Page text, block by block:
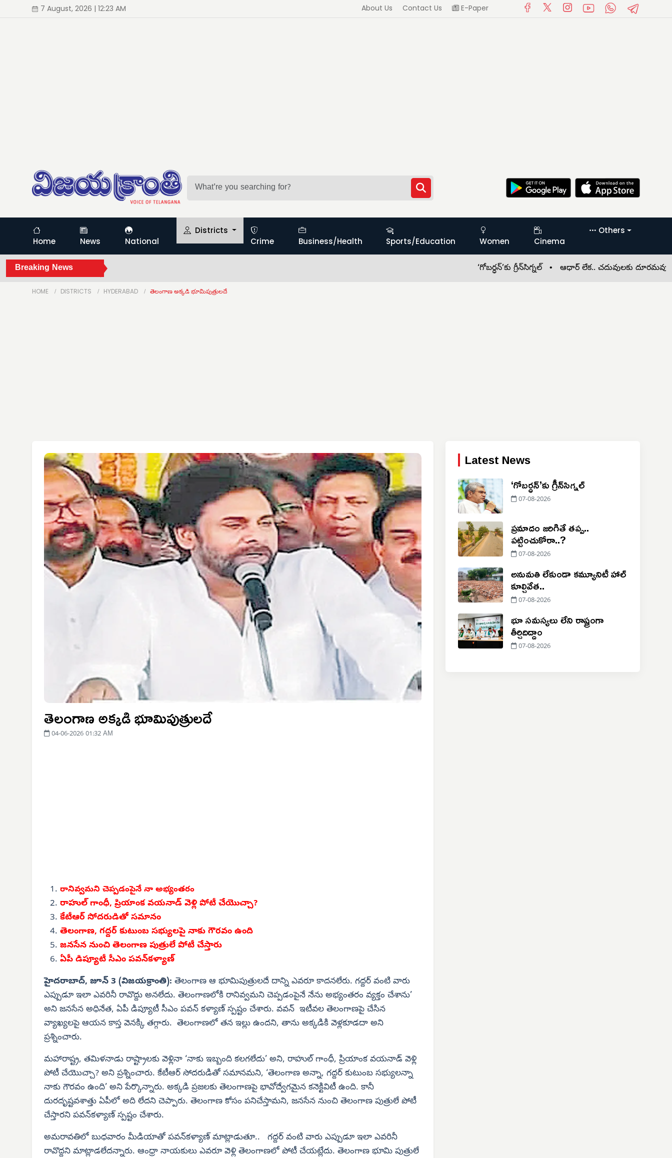
7 August, 2026 | 12:23 AM About Us Contact Us E-Paper
Home News National
Districts
Crime
Business/Health Sports/Education Women Cinema
Others
Breaking News ‘గోబర్ధన్’కు గ్రీన్‌సిగ్నల్ •ఆధార్ లేక.. చదువులకు దూరమవుతున్న ‘గిరి’
HOME DISTRICTS HYDERABAD తెలంగాణ అక్కడి భూమిపుత్రులదే
తెలంగాణ అక్కడి భూమిపుత్రులదే
04-06-2026 01:32 AM
రానివ్వమని చెప్పడంపైనే నా అభ్యంతరం
రాహుల్ గాంధీ, ప్రియాంక వయనాడ్ వెళ్లి పోటీ చేయొచ్చా?
కేటీఆర్ సోదరుడితో సమానం
తెలంగాణ, గద్దర్ కుటుంబ సభ్యులపై నాకు గౌరవం ఉంది
జనసేన నుంచి తెలంగాణ పుత్రులే పోటీ చేస్తారు
ఏపీ డిప్యూటీ సీఎం పవన్‌కళ్యాణ్
హైదరాబాద్, జూన్ 3 (విజయక్రాంతి): తెలంగాణ ఆ భూమిపుత్రులదే దాన్ని ఎవరూ కాదనలేరు. గద్దర్ వంటి వారు
ఎప్పుడూ ఇలా ఎవరినీ రావొద్దు అనలేదు. తెలంగాణలోకి రానివ్వమని చెప్పడంపైనే నేను అభ్యంతరం వ్యక్తం చేశాను’
అని జనసేన అధినేత, ఏపీ డిప్యూటీ సీఎం పవన్ కళ్యాణ్ స్పష్టం చేశారు. వవన్ ఇటీవల తెలంగాణపై చేసిన
వ్యాఖ్యలపై ఆయన కాస్త వెనక్కి తగ్గారు. తెలంగాణలో తన ఇల్లు ఉందని, తాను అక్కడికి వెళ్లకూడదా అని
ప్రశ్నించారు.
మహారాష్ట్ర, తమిళనాడు రాష్ట్రాలకు వెళ్లినా ‘నాకు ఇబ్బంది కలగలేదు’ అని, రాహుల్ గాంధీ, ప్రియాంక వయనాడ్ వెళ్లి
పోటీ చేయొచ్చా? అని ప్రశ్నించారు. కేటీఆర్ సోదరుడితో సమానమని, ‘తెలంగాణ అన్నా, గద్దర్ కుటుంబ సభ్యులన్నా
నాకు గౌరవం ఉంది’ అని పేర్కొన్నారు. అక్కడి ప్రజలకు తెలంగాణపై భావోద్వేగమైన కనెక్టివిటీ ఉంది. కానీ
దురదృష్టవశాత్తు ఏపీలో అది లేదని చెప్పారు. తెలంగాణ కోసం పనిచేస్తామని, జనసేన నుంచి తెలంగాణ పుత్రులే పోటీ
చేస్తారని పవన్‌కళ్యాణ్ స్పష్టం చేశారు.
అమరావతిలో బుధవారం మీడియాతో పవన్‌కళ్యాణ్ మాట్లాడుతూ.. గద్దర్ వంటి వారు ఎప్పుడూ ఇలా ఎవరినీ
రావొద్దని మాట్లాడలేదన్నారు. ఆంధ్రా నాయకులు ఎవరూ వెళ్లి తెలంగాణలో పోటీ చేయట్లేదు. తెలంగాణ భూమి పుత్రులే
Latest News
‘గోబర్ధన్’కు గ్రీన్‌సిగ్నల్
07-08-2026
ప్రమాదం జరిగితే తప్ప..
పట్టించుకోరా..?
07-08-2026
అనుమతి లేకుండా కమ్యూనిటీ హాల్
కూల్చివేత..
07-08-2026
భూ సమస్యలు లేని రాష్ట్రంగా
తీర్చిదిద్దాం
07-08-2026